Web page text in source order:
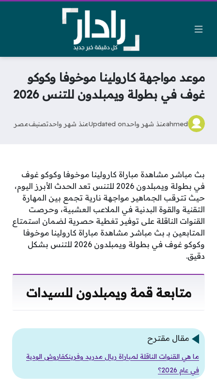
موعد مواجهة كارولينا موخوفا وكوكو
غوف في بطولة ويمبلدون للتنس 2026
ahmedمنذ شهر واحدUpdated onمنذ شهر واحدتصنيفمصر
بث مباشر مشاهدة مباراة كارولينا موخوفا وكوكو غوف
في بطولة ويمبلدون 2026 للتنس تعد الحدث الأبرز اليوم،
حيث تترقب الجماهير مواجهة نارية تجمع بين المهارة
التقنية والقوة البدنية في الملاعب العشبية، وحرصت
القنوات الناقلة على توفير تغطية حصرية لضمان استمتاع
المتابعين بـ بث مباشر مشاهدة مباراة كارولينا موخوفا
وكوكو غوف في بطولة ويمبلدون 2026 للتنس بشكل
دقيق.
متابعة قمة ويمبلدون للسيدات
مقال مقترح
ما هي القنوات الناقلة لمباراة ريال مدريد وفرينكفاروش الودية
في عام 2026؟